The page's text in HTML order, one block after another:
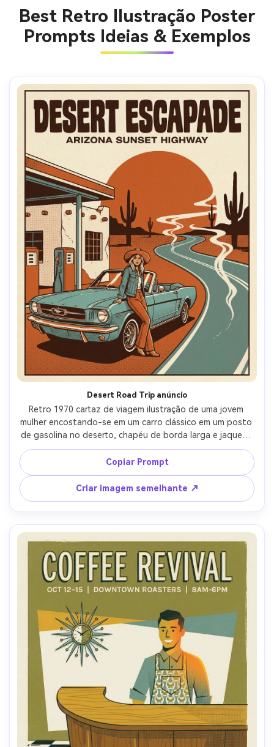
Best Retro Ilustração Poster
Prompts Ideias & Exemplos
Desert Road Trip anúncio
Retro 1970 cartaz de viagem ilustração de uma jovem
mulher encostando-se em um carro clássico em um posto
de gasolina no deserto, chapéu de borda larga e jaqueta
jeans, longa estrada desaparecendo em neblina de calor,
disco sol oversized, silhuetas de cactus, formas simples
ousadas, paleta limitada de laranja queimada, azul e
creme, grão de papel sutil, sombreamento de meio tom
de serigrafia, grande área de manchete retro com blocos
de subtexto mínimos, borda limpa, composição diagonal
dinâmica, design de pôster profissional, lente de 85mm,
Copiar Prompt
Criar imagem semelhante ↗